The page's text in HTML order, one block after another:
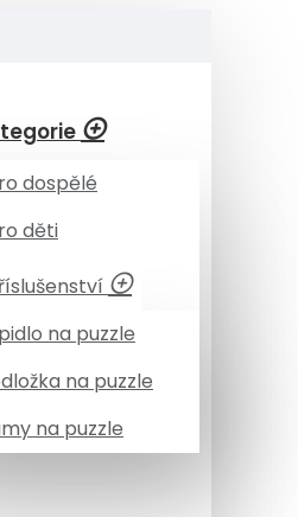
dospělé
děti
na puzzle
na puzzle
na puzzle